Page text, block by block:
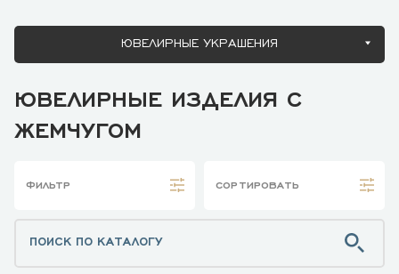
ЮВЕЛИРНЫЕ УКРАШЕНИЯ
ЮВЕЛИРНЫЕ ИЗДЕЛИЯ С
ЖЕМЧУГОМ
ФИЛЬТР СОРТИРОВАТЬ